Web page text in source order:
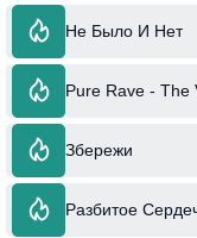
Не Было И Нет
Pure Rave - The
Збережи
Разбитое